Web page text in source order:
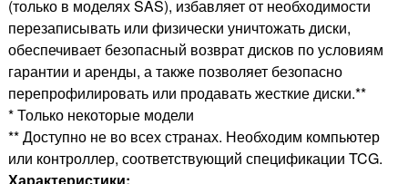
(только в моделях SAS), избавляет от необходимости
перезаписывать или физически уничтожать диски,
обеспечивает безопасный возврат дисков по условиям
гарантии и аренды, а также позволяет безопасно
перепрофилировать или продавать жесткие диски.**
* Только некоторые модели
** Доступно не во всех странах. Необходим компьютер
или контроллер, соответствующий спецификации TCG.